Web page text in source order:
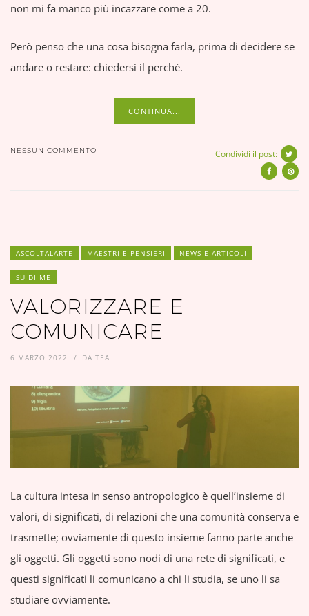
non mi fa manco più incazzare come a 20.
Però penso che una cosa bisogna farla, prima di decidere se
andare o restare: chiedersi il perché.
CONTINUA...
NESSUN COMMENTO Condividi il post:
ASCOLTALARTE MAESTRI E PENSIERI NEWS E ARTICOLI
SU DI ME
VALORIZZARE E
COMUNICARE
6 MARZO 2022 DA TEA
La cultura intesa in senso antropologico è quell’insieme di
valori, di significati, di relazioni che una comunità conserva e
trasmette; ovviamente di questo insieme fanno parte anche
gli oggetti. Gli oggetti sono nodi di una rete di significati, e
questi significati li comunicano a chi li studia, se uno li sa
studiare ovviamente.